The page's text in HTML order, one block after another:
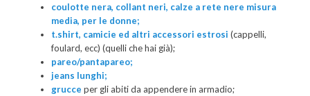
coulotte nera, collant neri, calze a rete nere misura
media, per le donne;
t.shirt, camicie ed altri accessori estrosi (cappelli,
foulard, ecc) (quelli che hai già);
pareo/pantapareo;
jeans lunghi;
grucce per gli abiti da appendere in armadio;